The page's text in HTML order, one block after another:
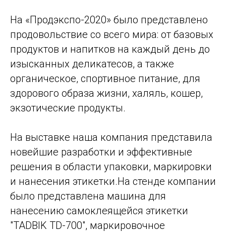
На «Продэкспо-2020» было представлено
продовольствие со всего мира: от базовых
продуктов и напитков на каждый день до
изысканных деликатесов, а также
органическое, спортивное питание, для
здорового образа жизни, халяль, кошер,
экзотические продукты.
На выставке наша компания представила
новейшие разработки и эффективные
решения в области упаковки, маркировки
и нанесения этикетки.На стенде компании
было представлена машина для
нанесению самоклеящейся этикетки
"TADBIK TD-700", маркировочное